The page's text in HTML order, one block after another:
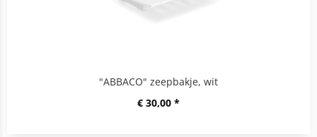
"ABBACO" zeepbakje, wit
€ 30,00 *